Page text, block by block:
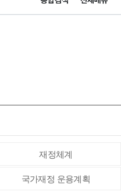
재정체계
국가재정 운용계획